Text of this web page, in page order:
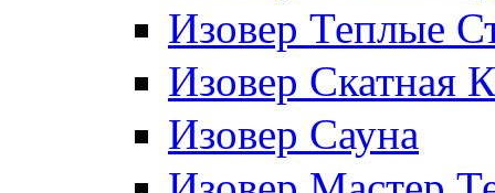
Изовер Теплые
Изовер Скатная
Изовер Сауна